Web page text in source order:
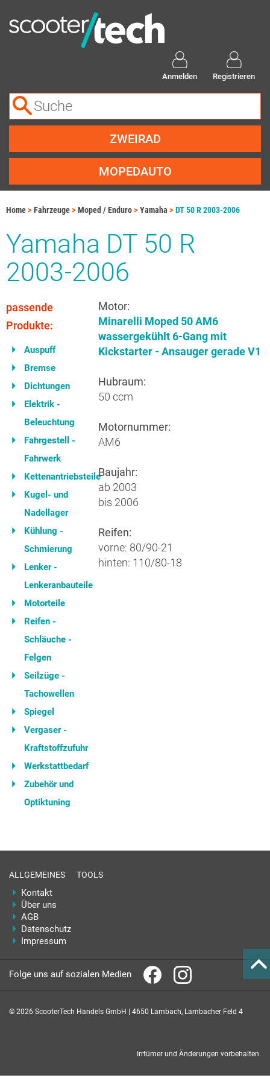
Anmelden Registrieren
ZWEIRAD
MOPEDAUTO
Home Fahrzeuge Moped / Enduro Yamaha DT 50 R 2003-2006
Yamaha DT 50 R
2003-2006
passende
Produkte:
Auspuff
Bremse
Dichtungen
Elektrik -
Beleuchtung
Fahrgestell -
Fahrwerk
Kettenantriebsteile
Kugel- und
Nadellager
Kühlung -
Schmierung
Lenker -
Lenkeranbauteile
Motorteile
Reifen -
Schläuche -
Felgen
Seilzüge -
Tachowellen
Spiegel
Vergaser -
Kraftstoffzufuhr
Werkstattbedarf
Zubehör und
Optiktuning
Motor:
Minarelli Moped 50 AM6
wassergekühlt 6-Gang mit
Kickstarter - Ansauger gerade V1
Hubraum:
50 ccm
Motornummer:
AM6
Baujahr:
ab 2003
bis 2006
Reifen:
vorne: 80/90-21
hinten: 110/80-18
ALLGEMEINES
Kontakt
Über uns
AGB
Datenschutz
Impressum
TOOLS
Folge uns auf sozialen Medien
© 2026 ScooterTech Handels GmbH | 4650 Lambach, Lambacher Feld 4
Irrtümer und Änderungen vorbehalten.